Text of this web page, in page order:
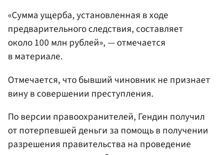
«Сумма ущерба, установленная в ходе
предварительного следствия, составляет
около 100 млн рублей», — отмечается
в материале.
Отмечается, что бывший чиновник не признает
вину в совершении преступления.
По версии правоохранителей, Гендин получил
от потерпевшей деньги за помощь в получении
разрешения правительства на проведение